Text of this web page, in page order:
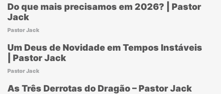
Do que mais precisamos em 2026? | Pastor
Jack
Pastor Jack
Um Deus de Novidade em Tempos Instáveis
| Pastor Jack
Pastor Jack
As Três Derrotas do Dragão – Pastor Jack